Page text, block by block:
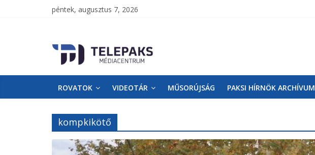
péntek, augusztus 7, 2026
TelePaks
Médiacentrum
TelePaks
Kistérségi
Televízió
honlapja
ROVATOK VIDEOTÁR MŰSORÚJSÁG PAKSI HÍRNÖK ARCHÍVUM
kompkikötő